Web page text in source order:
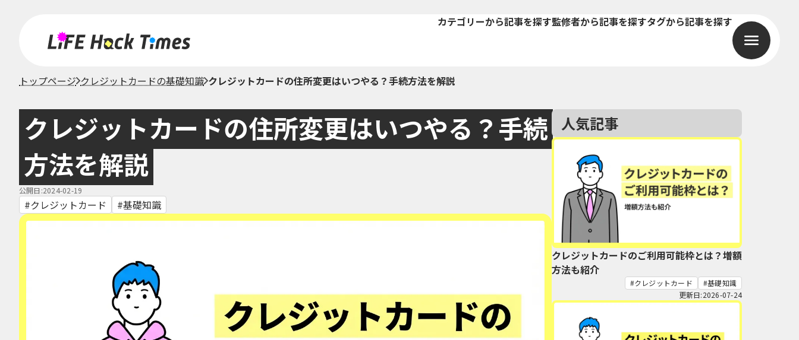
カテゴリーから記事を探す監修者から記事を探すタグから記事を探す
トップページ クレジットカードの基礎知識 クレジットカードの住所変更はいつやる？手続方法を解説
クレジットカードの住所変更はいつやる？手続
方法を解説
公開日:2024-02-19
クレジットカード 基礎知識
人気記事
クレジットカードのご利用可能枠とは？増額
方法も紹介
クレジットカード
基礎知識
更新日:2026-07-24